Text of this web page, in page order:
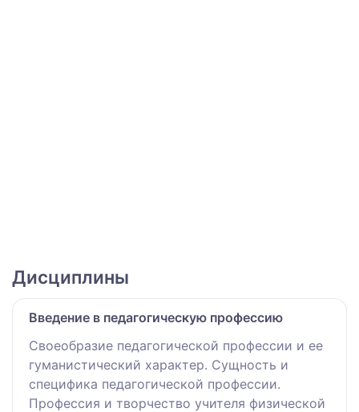
Дисциплины
Введение в педагогическую профессию
Своеобразие педагогической профессии и ее
гуманистический характер. Сущность и
специфика педагогической профессии.
Профессия и творчество учителя физической